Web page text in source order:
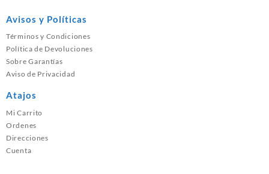
Avisos y Políticas
Términos y Condiciones
Política de Devoluciones
Sobre Garantías
Aviso de Privacidad
Atajos
Mi Carrito
Ordenes
Direcciones
Cuenta